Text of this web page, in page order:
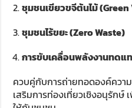
ชุมชนเขียวขจีต้นไม้
ชุมชนไร้ขยะ (Zero Waste)
การขับเคลื่อนพลังงานทดแ
ควบคู่กับการถ่ายทอดองค์ควา
เสริมการท่องเที่ยวเชิงอนุรักษ์